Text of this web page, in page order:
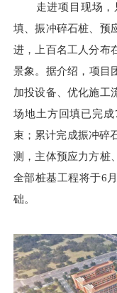
走进项目现场，
填、振冲碎石桩、预
进，上百名工人分布
景象。据介绍，项目
加投设备、优化施工
场地土方回填已完
束；累计完成振冲碎
测，主体预应力方桩
全部桩基工程将于6
础。